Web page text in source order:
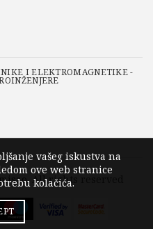
I ELEKTROMAGNETIKE -
. All rights reserved
vašeg iskustva na
ove web stranice
kolačića.